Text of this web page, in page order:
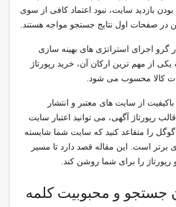
بودن بازدید سایت، نبود اعتماد کافی از سوی
در صفحات اول نتایج جستجو مواجه هستند.
گرو اجرای استراتژی های بهینه سازی
از مهم ترین ارکان آن، خرید رپورتاژ
کالا محسوب می شود.
از سایت های معتبر و انتشار
رپورتاژ آگهی، می توانید اعتبار سایت
را متقاعد کنید که سایت شما شایسته
برتر است. این مقاله قصد دارد تا مسیر
را برای شما روشن کند.
جستجو و محبوبیت کلمه